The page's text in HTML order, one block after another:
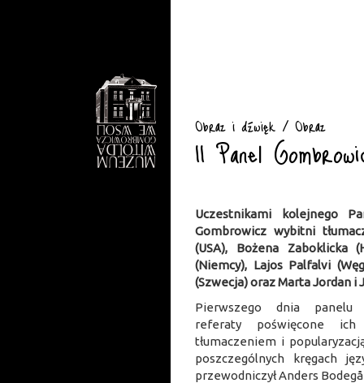
Obraz i dźwięk / Obraz
II Panel
Uczestnikami kolejnego
Gombrowicz wybitni
(USA), Bożena Zaboklicka
(Niemcy), Lajos Palfalvi
(Szwecja) oraz Marta Jordan i
Pierwszego dnia panelu
referaty poświęcone ich
tłumaczeniem i
poszczególnych kręgach
przewodniczył Anders